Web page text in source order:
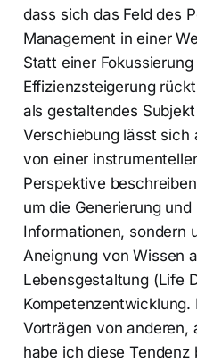
dass sich das Feld des
Management in einer
Statt einer
Effizienzsteigerung
als gestaltendes
Verschiebung lässt sich
von einer
Perspektive
um die Generierung
Informationen, sondern
Aneignung von Wissen
Lebensgestaltung (Life
Kompetenzentwicklung.
Vorträgen von anderen,
habe ich diese Tendenz